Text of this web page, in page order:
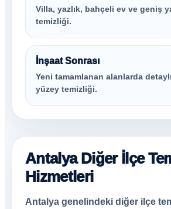
Villa, yazlık, bahçeli ev ve geniş
temizliği.
İnşaat Sonrası
Yeni tamamlanan alanlarda
yüzey temizliği.
Antalya Diğer İlçe
Hizmetleri
Antalya genelindeki diğer ilçe